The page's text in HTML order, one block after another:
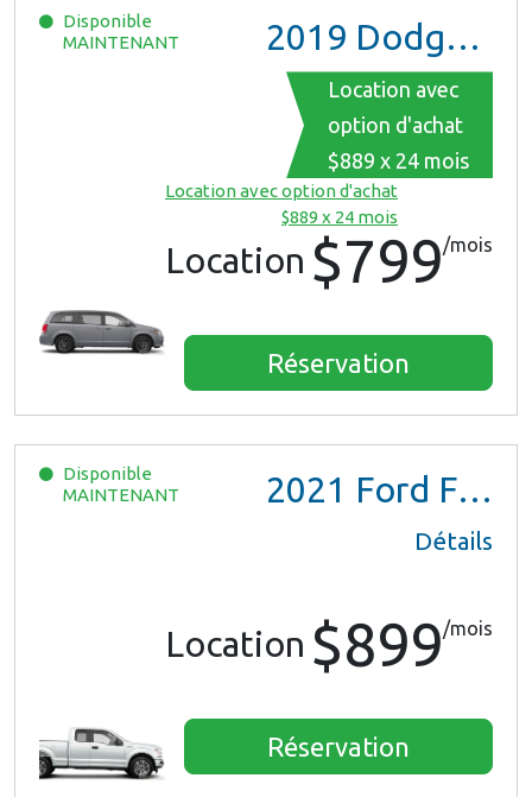
Disponible
MAINTENANT
2019 Dodge Grand Caravan
Location avec
option d'achat
$889 x 24 mois
Location avec option d'achat
$889 x 24 mois
Location $799/mois
Réservation
Disponible
MAINTENANT
2021 Ford F150 XL Ext Cab
Détails
Location $899/mois
Réservation